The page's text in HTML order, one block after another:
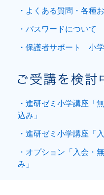
・よくある質問・各種
・パスワードについて
・保護者サポート 小
・進研ゼミ小学講座「
込み」
・進研ゼミ小学講座「
・オプション「入会・
み」